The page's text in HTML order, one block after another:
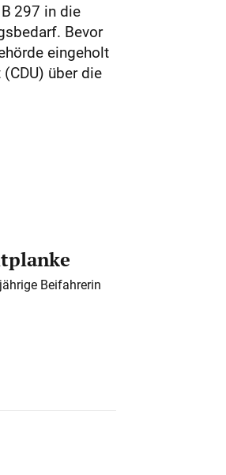
297 in die
Bevor
eingeholt
über die
Beifahrerin